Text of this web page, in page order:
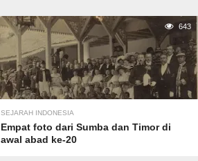
643
SEJARAH INDONESIA
Empat foto dari Sumba dan Timor di
awal abad ke-20